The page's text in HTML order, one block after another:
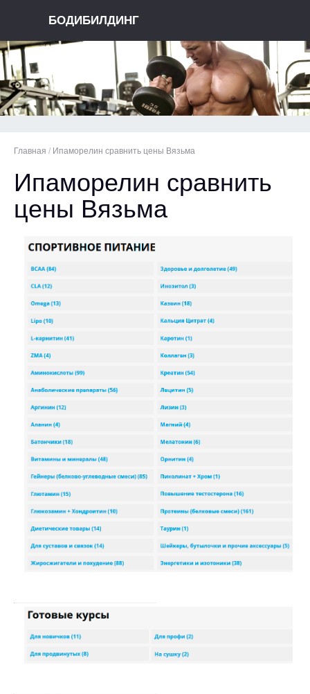
БОДИБИЛДИНГ
Главная / Ипаморелин сравнить цены Вязьма
Ипаморелин сравнить
цены Вязьма